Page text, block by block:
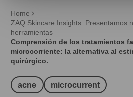
Home
ZAQ Skincare Insights: Presentamos
herramientas
Comprensión de los tratamientos
microcorriente: la alternativa al
quirúrgico.
acne microcurrent